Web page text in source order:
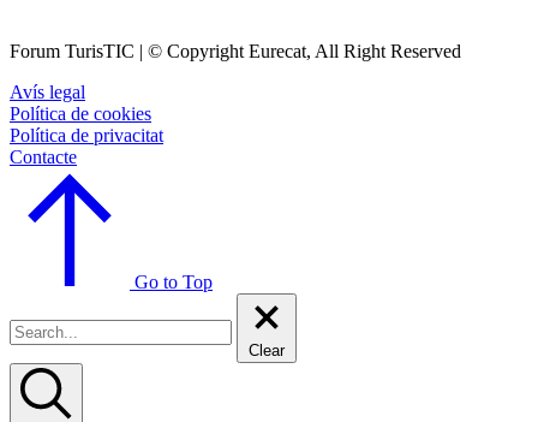
Forum TurisTIC | © Copyright Eurecat, All Right Reserved
Avís legal
Política de cookies
Política de privacitat
Contacte
Go to Top
Clear